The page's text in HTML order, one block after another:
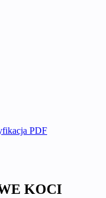
PDF
KOCI